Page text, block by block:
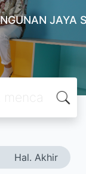
JAYA
Hal. Akhir